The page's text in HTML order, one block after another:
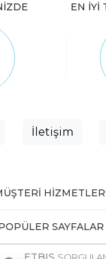
EN İYİ
İletişim
SAYFALAR